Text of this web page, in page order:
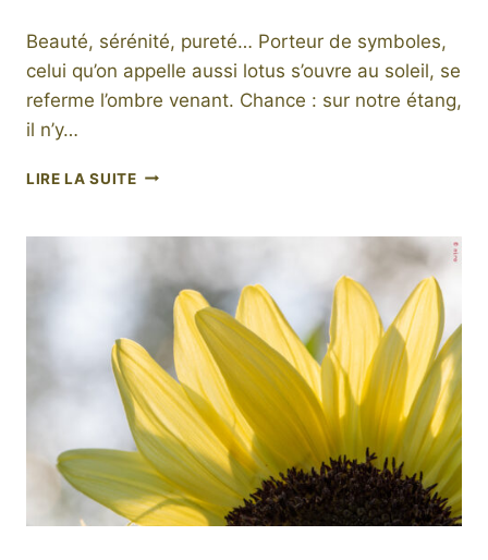
Beauté, sérénité, pureté… Porteur de symboles,
celui qu’on appelle aussi lotus s’ouvre au soleil, se
referme l’ombre venant. Chance : sur notre étang,
il n’y…
LIRE LA SUITEIL
NÉNUPHAR
NÉNUFAR